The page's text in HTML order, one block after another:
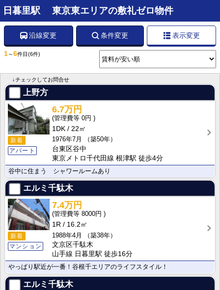
日暮里駅 東京東エリアの敷礼ゼロ物件
沿線変更 条件変更 表示変更
1～6件目 (6件)
↓チェックしてお問合せ
上野方
新着
アパート
6.7万円
0円
1DK
22㎡
1976年7月
（築50年）
台東区谷中
東京メトロ千代田線 根津駅 徒歩4分
谷中に住まう シャワールームあり
エルミ千駄木
新着
マンション
7.4万円
8000円
1R
16.2㎡
1988年4月
（築38年）
文京区千駄木
山手線 日暮里駅 徒歩16分
やっぱり駅近が一番！谷根千エリアのライフスタイル！
エルミ千駄木